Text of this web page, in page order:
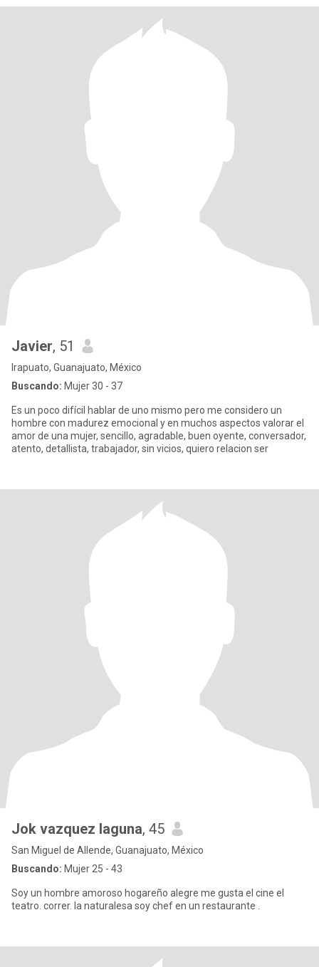
Javier, 51
Irapuato, Guanajuato, México
Buscando: Mujer 30 - 37
Es un poco difícil hablar de uno mismo pero me considero un
hombre con madurez emocional y en muchos aspectos valorar el
amor de una mujer, sencillo, agradable, buen oyente, conversador,
atento, detallista, trabajador, sin vicios, quiero relacion ser
Jok vazquez laguna, 45
San Miguel de Allende, Guanajuato, México
Buscando: Mujer 25 - 43
Soy un hombre amoroso hogareño alegre me gusta el cine el
teatro. correr. la naturalesa soy chef en un restaurante .